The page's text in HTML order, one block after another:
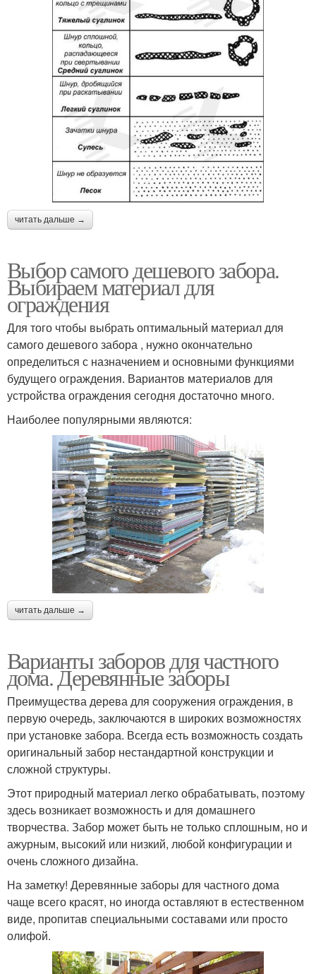
читать дальше →
Выбор самого дешевого забора.
Выбираем материал для
ограждения
Для того чтобы выбрать оптимальный материал для
самого дешевого забора , нужно окончательно
определиться с назначением и основными функциями
будущего ограждения. Вариантов материалов для
устройства ограждения сегодня достаточно много.
Наиболее популярными являются:
читать дальше →
Варианты заборов для частного
дома. Деревянные заборы
Преимущества дерева для сооружения ограждения, в
первую очередь, заключаются в широких возможностях
при установке забора. Всегда есть возможность создать
оригинальный забор нестандартной конструкции и
сложной структуры.
Этот природный материал легко обрабатывать, поэтому
здесь возникает возможность и для домашнего
творчества. Забор может быть не только сплошным, но и
ажурным, высокий или низкий, любой конфигурации и
очень сложного дизайна.
На заметку! Деревянные заборы для частного дома
чаще всего красят, но иногда оставляют в естественном
виде, пропитав специальными составами или просто
олифой.